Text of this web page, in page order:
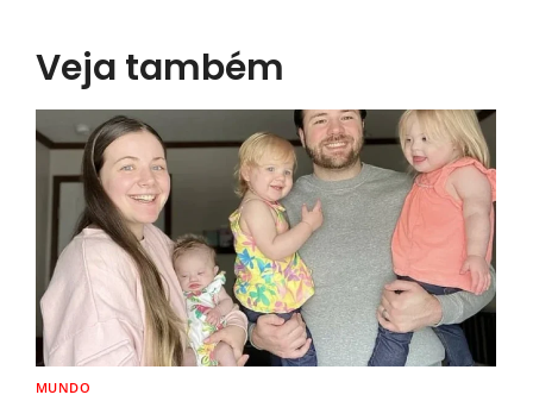
Veja também
MUNDO